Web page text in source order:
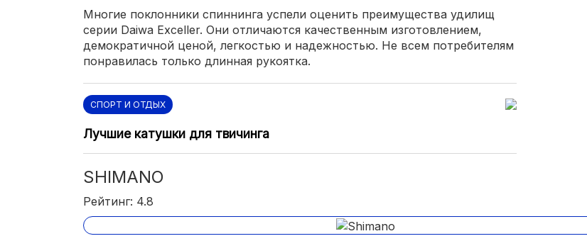
Многие поклонники спиннинга успели оценить преимущества удилищ
серии Daiwa Exceller. Они отличаются качественным изготовлением,
демократичной ценой, легкостью и надежностью. Не всем потребителям
понравилась только длинная рукоятка.
СПОРТ И ОТДЫХ
Лучшие катушки для твичинга
SHIMANO
Рейтинг: 4.8